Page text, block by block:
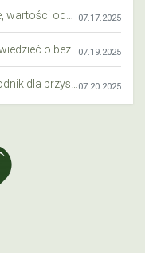
07.17.2025
07.19.2025
07.20.2025